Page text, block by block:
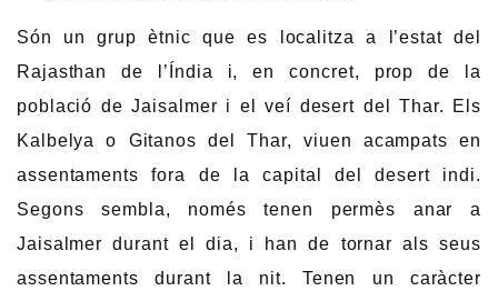
Són un grup ètnic que es localitza a l’estat del
Rajasthan de l’Índia i, en concret, prop de la
població de Jaisalmer i el veí desert del Thar. Els
Kalbelya o Gitanos del Thar, viuen acampats en
assentaments fora de la capital del desert indi.
Segons sembla, només tenen permès anar a
Jaisalmer durant el dia, i han de tornar als seus
assentaments durant la nit. Tenen un caràcter